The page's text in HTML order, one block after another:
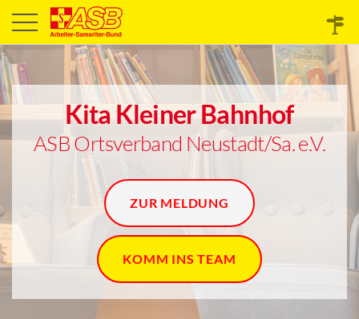
Kita Kleiner Bahnhof
ASB Ortsverband Neustadt/Sa. e.V.
ZUR MELDUNG
KOMM INS TEAM